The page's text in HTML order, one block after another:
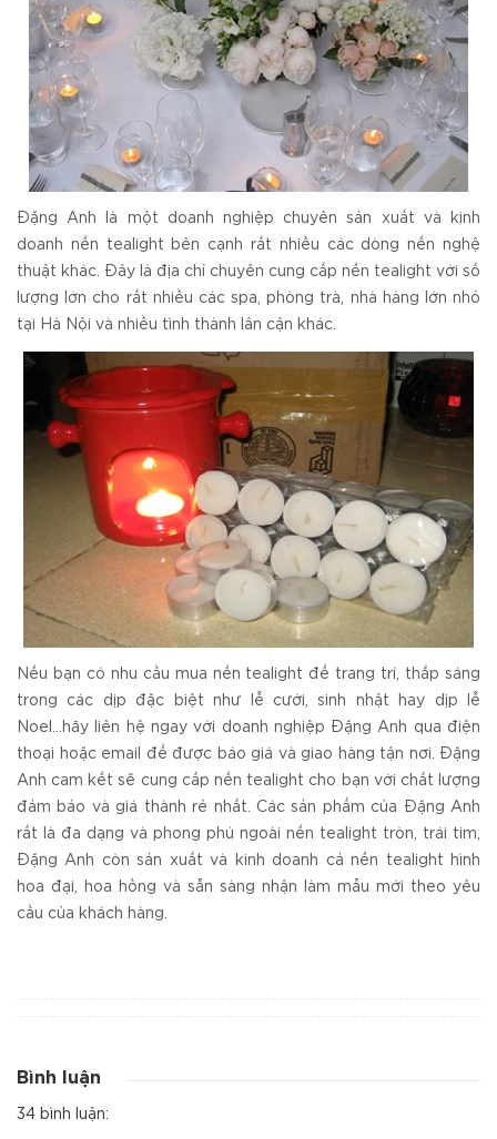
Đặng Anh là một doanh nghiệp chuyên sản xuất và kinh
doanh nến tealight bên cạnh rất nhiều các dòng nến nghệ
thuật khác. Đây là địa chỉ chuyên cung cấp nến tealight với số
lượng lớn cho rất nhiều các spa, phòng trà, nhà hàng lớn nhỏ
tại Hà Nội và nhiều tình thành lân cận khác.
Nếu bạn có nhu cầu mua nến tealight để trang trí, thắp sáng
trong các dịp đặc biệt như lễ cưới, sinh nhật hay dịp lễ
Noel...hãy liên hệ ngay với doanh nghiệp Đặng Anh qua điện
thoại hoặc email để được báo giá và giao hàng tận nơi. Đặng
Anh cam kết sẽ cung cấp nến tealight cho bạn với chất lượng
đảm bảo và giá thành rẻ nhất. Các sản phẩm của Đặng Anh
rất là đa dạng và phong phú ngoài nến tealight tròn, trái tim,
Đặng Anh còn sản xuất và kinh doanh cả nến tealight hình
hoa đại, hoa hồng và sẵn sàng nhận làm mẫu mới theo yêu
cầu của khách hàng.
Bình luận
34 bình luận: